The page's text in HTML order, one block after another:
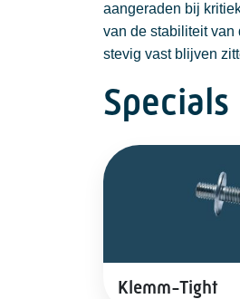
aangeraden bij
van de stabiliteit van
stevig vast blijven
Specials
Klemm-Tight